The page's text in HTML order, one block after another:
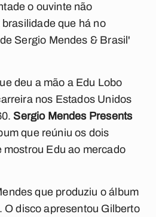
o ouvinte não
que há no
Sergio Mendes & Brasil'
deu a mão a Edu Lobo
nos Estados Unidos
Sergio Mendes Presents
que reúniu os dois
mostrou Edu ao mercado
que produziu o álbum
O disco apresentou Gilberto